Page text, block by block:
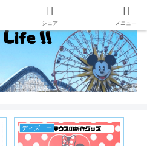
ディズニー
シェア メニュー